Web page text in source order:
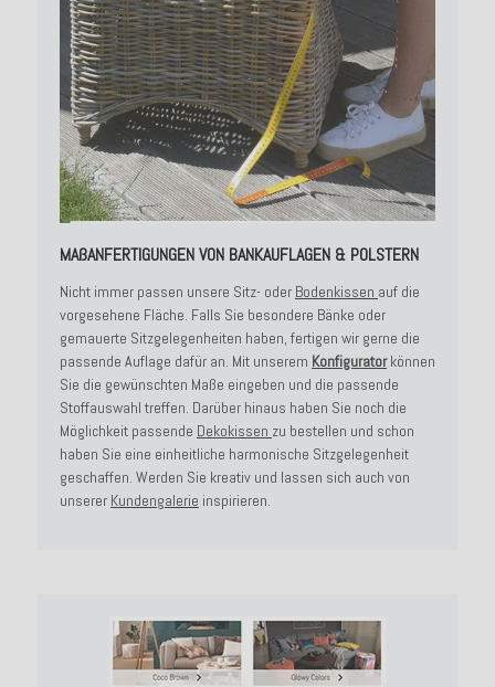
MAßANFERTIGUNGEN VON BANKAUFLAGEN & POLSTERN
Nicht immer passen unsere Sitz- oder Bodenkissen auf die
vorgesehene Fläche. Falls Sie besondere Bänke oder
gemauerte Sitzgelegenheiten haben, fertigen wir gerne die
passende Auflage dafür an. Mit unserem Konfigurator können
Sie die gewünschten Maße eingeben und die passende
Stoffauswahl treffen. Darüber hinaus haben Sie noch die
Möglichkeit passende Dekokissen zu bestellen und schon
haben Sie eine einheitliche harmonische Sitzgelegenheit
geschaffen. Werden Sie kreativ und lassen sich auch von
unserer Kundengalerie inspirieren.